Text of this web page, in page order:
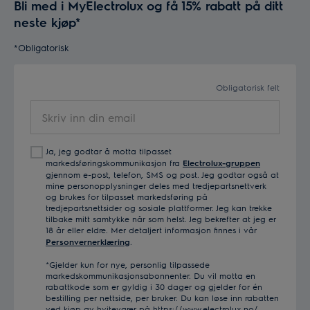
9. Stek wienerbrødene på 225 grader i 25 min. Se an
Bli med i MyElectrolux og få 15% rabatt på ditt
neste kjøp*
*Obligatorisk
Obligatorisk felt
inn
emailJa, jeg godtar å motta tilpasset
markedsføringskommunikasjon fra Electrolux-gruppen
gjennom e-post, telefon, SMS og post. Jeg godtar også at
mine personopplysninger deles med tredjepartsnettverk
og brukes for tilpasset markedsføring på
tredjepartsnettsider og sosiale plattformer. Jeg kan trekke
tilbake mitt samtykke når som helst. Jeg bekrefter at jeg er
18 år eller eldre. Mer detaljert informasjon finnes i vår
Personvernerklæring
*Gjelder kun for nye, personlig tilpassede
markedskommunikasjonsabonnenter. Du vil motta en
rabattkode som er gyldig i 30 dager og gjelder for én
bestilling per nettside, per bruker. Du kan løse inn rabatten